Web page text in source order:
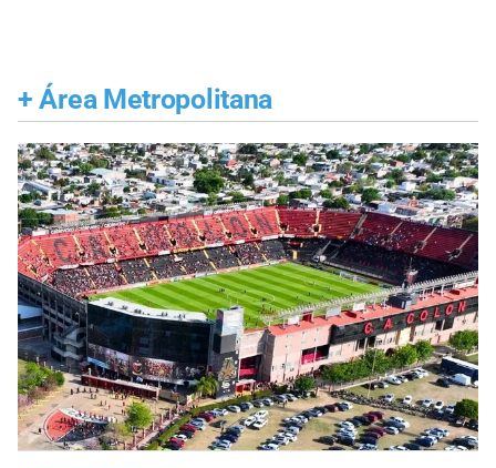
+ Área Metropolitana